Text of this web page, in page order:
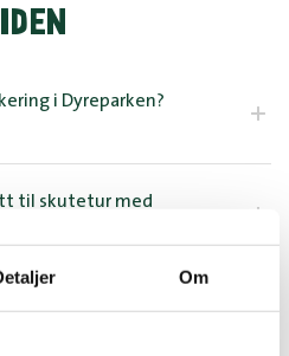
Om
i Dyreparken?
til skutetur med